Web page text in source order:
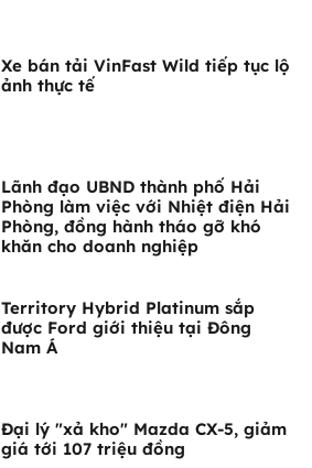
Xe bán tải VinFast Wild tiếp tục lộ
ảnh thực tế
Lãnh đạo UBND thành phố Hải
Phòng làm việc với Nhiệt điện Hải
Phòng, đồng hành tháo gỡ khó
khăn cho doanh nghiệp
Territory Hybrid Platinum sắp
được Ford giới thiệu tại Đông
Nam Á
Đại lý "xả kho" Mazda CX-5, giảm
giá tới 107 triệu đồng